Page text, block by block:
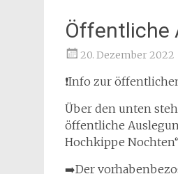
Öffentliche
20. Dezember 2022
❗️Info zur
Über den unten
öffentliche
Hochkippe
➡️Der